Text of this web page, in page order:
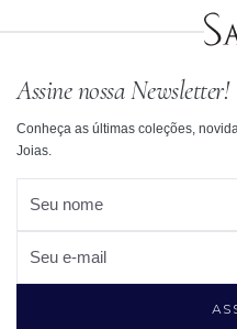
Assine nossa Newsletter!
Conheça as últimas coleções,
Joias.
Seu nome
Seu e-mail